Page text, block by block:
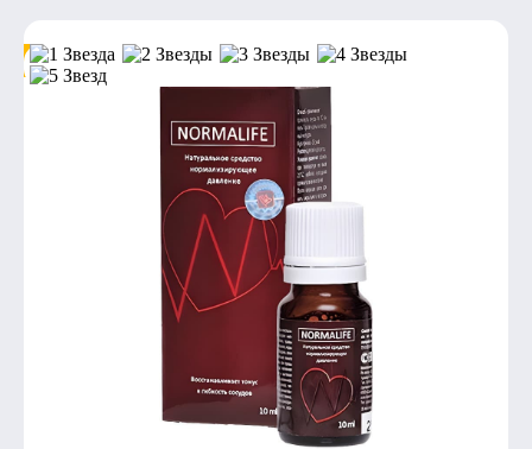
- 50%